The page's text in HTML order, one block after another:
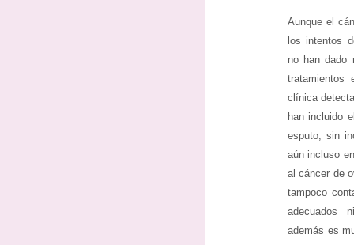
Aunque el
los intentos
no han dado
tratamientos
clínica
han incluido
esputo, sin
aún incluso
al cáncer de
tampoco
adecuados
además es